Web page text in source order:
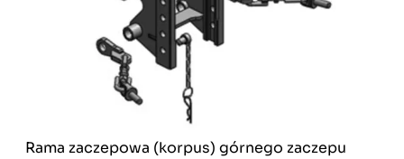
Rama zaczepowa (korpus) górnego zaczepu